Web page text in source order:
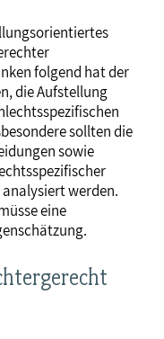
folgend hat der
die Aufstellung
sollten die
sowie
werden.
eine